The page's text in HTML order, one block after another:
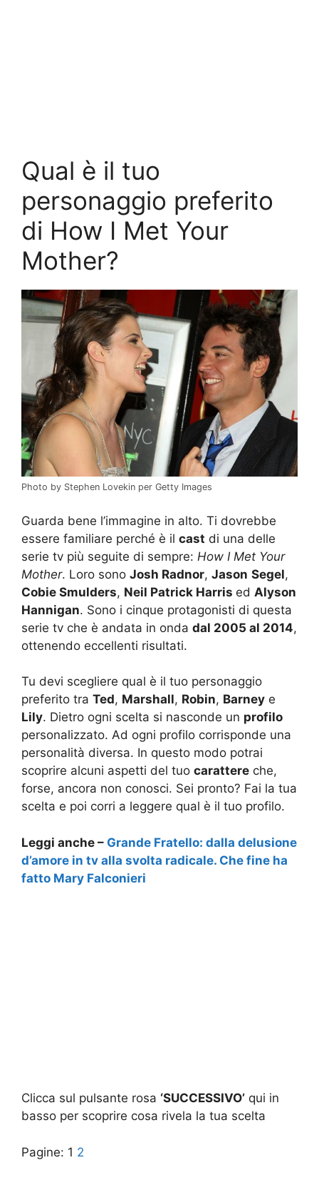
Qual è il tuo
personaggio preferito
di How I Met Your
Mother?
Photo by Stephen Lovekin per Getty Images
Guarda bene l’immagine in alto. Ti dovrebbe
essere familiare perché è il cast di una delle
serie tv più seguite di sempre: How I Met Your
Mother. Loro sono Josh Radnor, Jason Segel,
Cobie Smulders, Neil Patrick Harris ed Alyson
Hannigan. Sono i cinque protagonisti di questa
serie tv che è andata in onda dal 2005 al 2014,
ottenendo eccellenti risultati.
Tu devi scegliere qual è il tuo personaggio
preferito tra Ted, Marshall, Robin, Barney e
Lily. Dietro ogni scelta si nasconde un profilo
personalizzato. Ad ogni profilo corrisponde una
personalità diversa. In questo modo potrai
scoprire alcuni aspetti del tuo carattere che,
forse, ancora non conosci. Sei pronto? Fai la tua
scelta e poi corri a leggere qual è il tuo profilo.
Leggi anche – Grande Fratello: dalla delusione
d’amore in tv alla svolta radicale. Che fine ha
fatto Mary Falconieri
Clicca sul pulsante rosa ‘SUCCESSIVO’ qui in
basso per scoprire cosa rivela la tua scelta
Pagine: 1 2